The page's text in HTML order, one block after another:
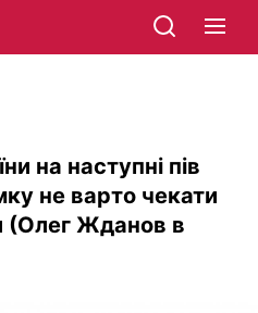
на наступні пів
не варто чекати
(Олег Жданов в